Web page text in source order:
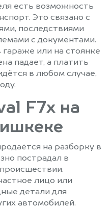
есть возможность
Это связано с
последствиями
с документами.
или на стоянке
падает, а платить
в любом случае,
F7x на
на разборку в
пострадал в
лицо или
детали для
автомобилей.